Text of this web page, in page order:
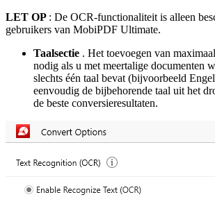
LET OP : De OCR-functionaliteit is alleen
gebruikers van MobiPDF Ultimate.
Taalsectie . Het toevoegen van
nodig als u met meertalige documenten
slechts één taal bevat (bijvoorbeeld
eenvoudig de bijbehorende taal uit het
de beste conversieresultaten.